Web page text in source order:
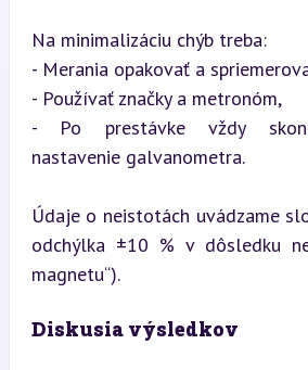
Na minimalizáciu chýb treba:
- Merania opakovať a
- Používať značky a metronóm,
- Po prestávke vždy
nastavenie galvanometra.
Údaje o neistotách uvádzame
odchýlka ±10 % v dôsledku
magnetu“).
Diskusia výsledkov